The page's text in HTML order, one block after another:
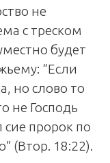
не
с треском
будет
“Если
но слово то
не Господь
сие пророк по
(Втор. 18:22).